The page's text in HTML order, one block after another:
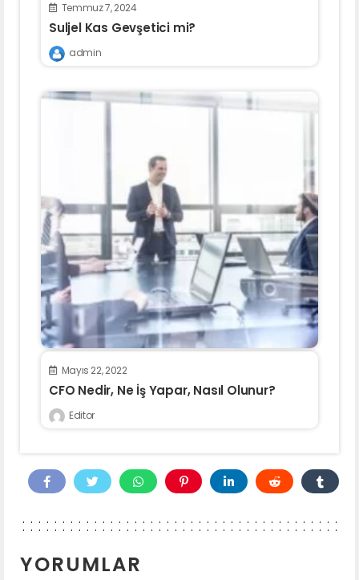
Temmuz 7, 2024
Suljel Kas Gevşetici mi?
admin
Mayıs 22, 2022
CFO Nedir, Ne İş Yapar, Nasıl Olunur?
Editor
YORUMLAR